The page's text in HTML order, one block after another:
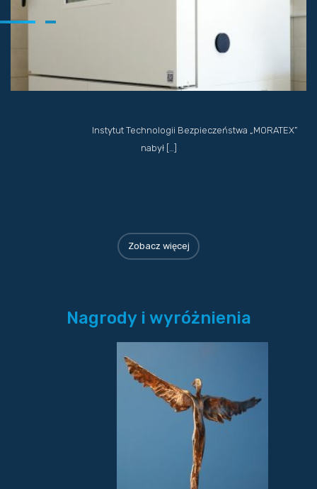
Instytut Technologii Bezpieczeństwa „MORATEX”
nabył […]
Zobacz więcej
Nagrody i wyróżnienia